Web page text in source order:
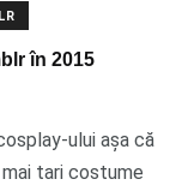
în 2015
ului așa că
tari costume